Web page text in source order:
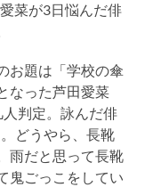
菜が3日悩んだ俳
お題は「学校の傘
なった芦田愛菜
判定。詠んだ俳
どうやら、長靴
雨だと思って長靴
鬼ごっこをしてい